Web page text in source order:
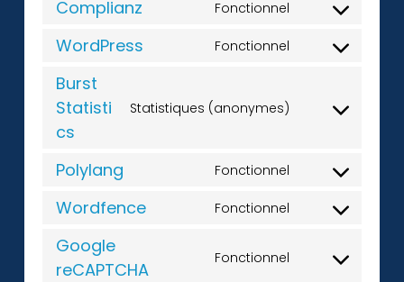
Complianz Fonctionnel
WordPress Fonctionnel
Burst
Statisti
cs
Statistiques (anonymes)
Polylang Fonctionnel
Wordfence Fonctionnel
Google
reCAPTCHA
Fonctionnel